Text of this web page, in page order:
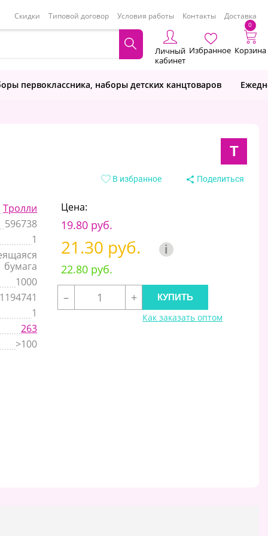
Скидки Типовой договор Условия работы Контакты Доставка
Личный
кабинет
Избранное
0
Корзина
первоклассника, наборы детских канцтоваров
Т
В избранное Поделиться
Тролли
596738
1
бумага
1000
1
263
>100
Цена:
19.80 руб.
21.30 руб. i
22.80 руб.
–
+
Как заказать оптом